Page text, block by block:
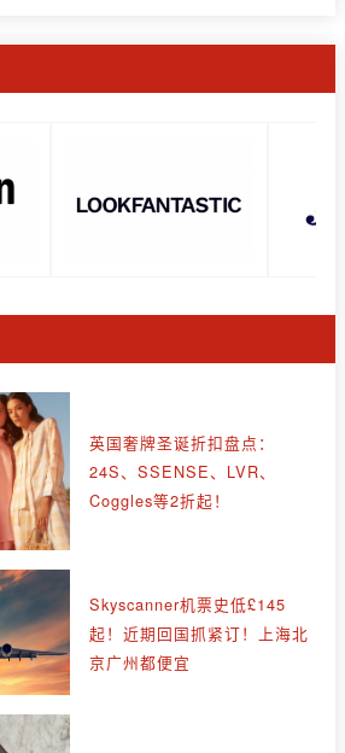
英国奢牌圣诞折扣盘点：
24S、SSENSE、LVR、
Coggles等2折起！
Skyscanner机票史低£145
起！近期回国抓紧订！上海北
京广州都便宜